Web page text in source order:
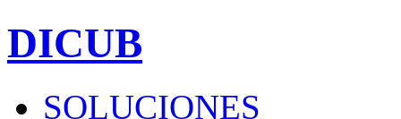
DICUB
SOLUCIONES